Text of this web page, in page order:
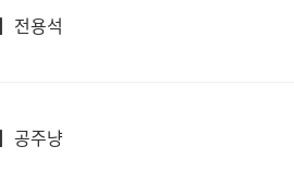
전용석
공주냥